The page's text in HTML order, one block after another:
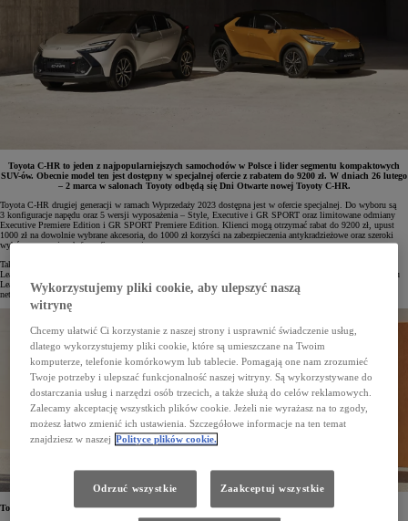
Toyota C-HR to jeden z najpopularniejszych samochodów w Polsce i lider segmentu kompaktowych
SUV-ów. Obecnie model ten jest dostępny w specjalnej ofercie z rabatem do 9200 zł. W dniach 26 lutego
– 2 marca w salonach Toyoty odbędą się Dni Otwarte nowej Toyoty C-HR.
Toyota C-HR drugiej generacji w ramach Wyprzedaży 2023 dostępna jest w ofercie specjalnej. Do wyboru są
3 konfiguracje napędu oraz 5 wersji wyposażenia – Style, Executive i GR SPORT oraz limitowane odmiany
Executive Premiere Edition i GR SPORT Premiere Edition. Klienci mogą otrzymać rabat do 9200 zł, upust
1000 zł na dowolnie wybrane akcesoria, do 1000 zł korzyści na zabezpieczenia antykradzieżowe oraz szeroki
wybór promocyjnych form finansowania.
Tak na przykład klienci indywidualni mogą skorzystać z Kredytu Jednoratowego 0% (RRSO 5%)** lub
Leasingu Konsumenckiego KINTO ONE z miesięczną ratą od 1562 zł brutto. Przedsiębiorcy mają do wyboru
Leasing 102,5%* na 24 miesiące z ubezpieczeniem GAP lub Leasing KINTO ONE z niską ratą od 1268 zł
netto miesięcznie.
Toyota C-HR Style
Wykorzystujemy pliki cookie, aby ulepszyć naszą
witrynę
Chcemy ułatwić Ci korzystanie z naszej strony i usprawnić świadczenie usług,
dlatego wykorzystujemy pliki cookie, które są umieszczane na Twoim
komputerze, telefonie komórkowym lub tablecie. Pomagają one nam zrozumieć
Twoje potrzeby i ulepszać funkcjonalność naszej witryny. Są wykorzystywane do
dostarczania usług i narzędzi osób trzecich, a także służą do celów reklamowych.
Zalecamy akceptację wszystkich plików cookie. Jeżeli nie wyrażasz na to zgody,
możesz łatwo zmienić ich ustawienia. Szczegółowe informacje na ten temat
znajdziesz w naszej Polityce plików cookie.
Odrzuć wszystkie Zaakceptuj wszystkie